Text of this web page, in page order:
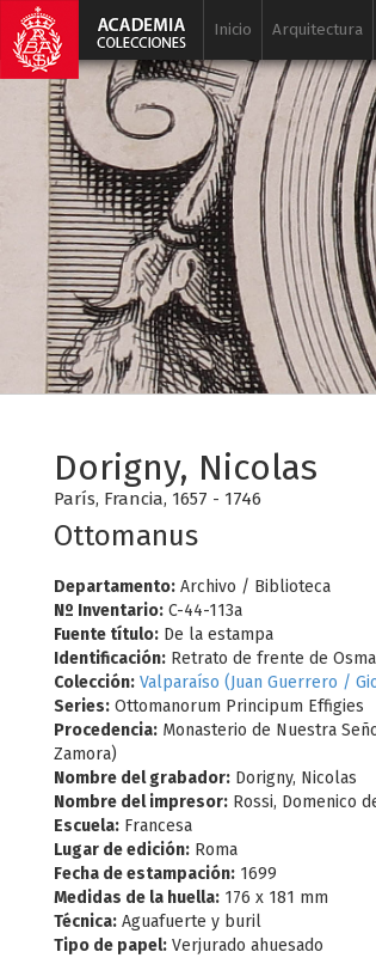
Inicio Arquitectura
Dorigny, Nicolas
París, Francia, 1657 - 1746
Ottomanus
Departamento: Archivo / Biblioteca
Nº Inventario: C-44-113a
Fuente título: De la estampa
Identificación: Retrato de frente de
Colección: Valparaíso (Juan Guerrero /
Series: Ottomanorum Principum Effigies
Procedencia: Monasterio de Nuestra
Zamora)
Nombre del grabador: Dorigny, Nicolas
Nombre del impresor: Rossi, Domenico
Escuela: Francesa
Lugar de edición: Roma
Fecha de estampación: 1699
Medidas de la huella: 176 x 181 mm
Técnica: Aguafuerte y buril
Tipo de papel: Verjurado ahuesado